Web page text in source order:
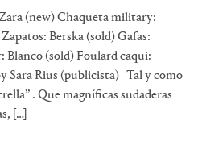
(new) Chaqueta military:
Berska (sold) Gafas:
Blanco (sold) Foulard caqui:
Sara Rius (publicista) Tal y como
. Que magníficas sudaderas
[…]